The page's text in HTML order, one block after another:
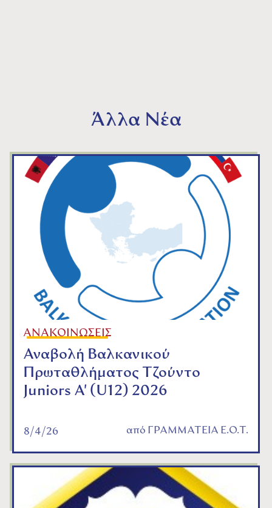
Άλλα Νέα
ΑΝΑΚΟΙΝΩΣΕΙΣ
Αναβολή Βαλκανικού
Πρωταθλήματος Τζούντο
Juniors A' (U12) 2026
8/4/26 από ΓΡΑΜΜΑΤΕΙΑ Ε.Ο.Τ.